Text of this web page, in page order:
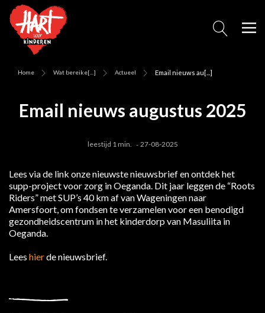
Home Wat bereike[...] Actueel Email nieuws au[...]
Email nieuws augustus 2025
leestijd 1 min. 27-08-2025
Lees via de link onze nieuwste nieuwsbrief en ontdek het
supp-project voor zorg in Oeganda. Dit jaar leggen de “Roots
Riders” met SUP’s 40 km af van Wageningen naar
Amersfoort, om fondsen te verzamelen voor een benodigd
gezondheidscentrum in het kinderdorp van Masuliita in
Oeganda.
Lees hierde nieuwsbrief.